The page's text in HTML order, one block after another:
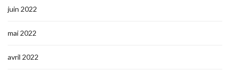
juin 2022
mai 2022
avril 2022